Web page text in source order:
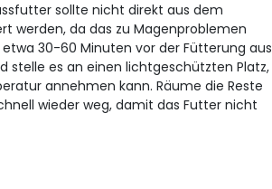
sollte nicht direkt aus dem
werden, da das zu Magenproblemen
etwa 30-60 Minuten vor der Fütterung aus
stelle es an einen lichtgeschützten Platz,
annehmen kann. Räume die Reste
wieder weg, damit das Futter nicht